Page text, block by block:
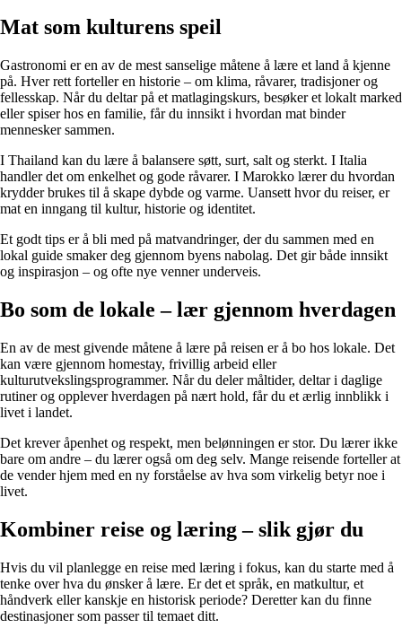
Mat som kulturens speil
Gastronomi er en av de mest sanselige måtene å lære et land å kjenne
på. Hver rett forteller en historie – om klima, råvarer, tradisjoner og
fellesskap. Når du deltar på et matlagingskurs, besøker et lokalt marked
eller spiser hos en familie, får du innsikt i hvordan mat binder
mennesker sammen.
I Thailand kan du lære å balansere søtt, surt, salt og sterkt. I Italia
handler det om enkelhet og gode råvarer. I Marokko lærer du hvordan
krydder brukes til å skape dybde og varme. Uansett hvor du reiser, er
mat en inngang til kultur, historie og identitet.
Et godt tips er å bli med på matvandringer, der du sammen med en
lokal guide smaker deg gjennom byens nabolag. Det gir både innsikt
og inspirasjon – og ofte nye venner underveis.
Bo som de lokale – lær gjennom hverdagen
En av de mest givende måtene å lære på reisen er å bo hos lokale. Det
kan være gjennom homestay, frivillig arbeid eller
kulturutvekslingsprogrammer. Når du deler måltider, deltar i daglige
rutiner og opplever hverdagen på nært hold, får du et ærlig innblikk i
livet i landet.
Det krever åpenhet og respekt, men belønningen er stor. Du lærer ikke
bare om andre – du lærer også om deg selv. Mange reisende forteller at
de vender hjem med en ny forståelse av hva som virkelig betyr noe i
livet.
Kombiner reise og læring – slik gjør du
Hvis du vil planlegge en reise med læring i fokus, kan du starte med å
tenke over hva du ønsker å lære. Er det et språk, en matkultur, et
håndverk eller kanskje en historisk periode? Deretter kan du finne
destinasjoner som passer til temaet ditt.